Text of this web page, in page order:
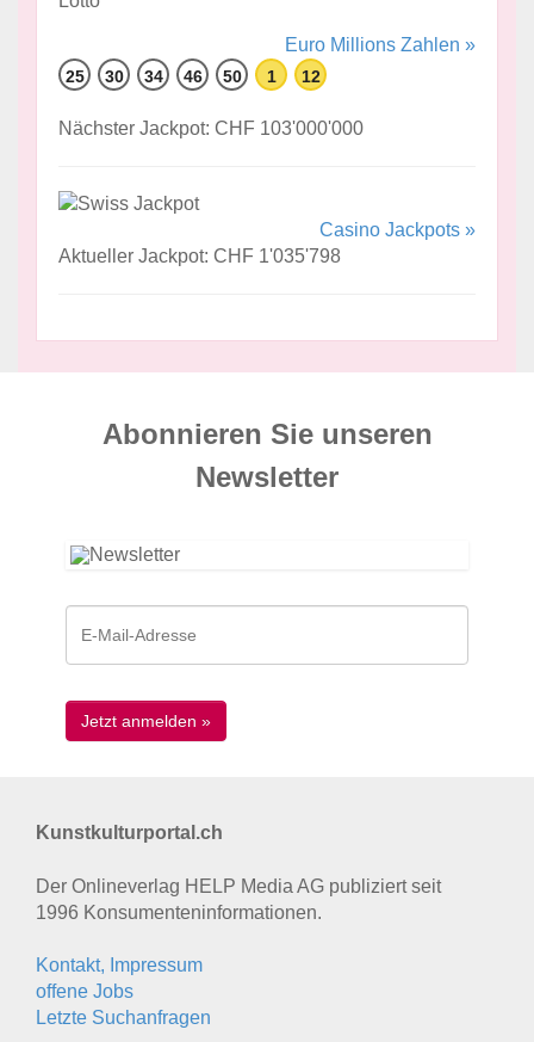
Euro Millions Zahlen »
25 30 34 46 50 1 12
Nächster Jackpot: CHF 103'000'000
Casino Jackpots »
Aktueller Jackpot: CHF 1'035'798
Abonnieren Sie unseren
News­letter
Kunstkulturportal.ch
Der Onlineverlag HELP Media AG publiziert seit
1996 Konsumenten­informationen.
Kontakt, Impressum
offene Jobs
Letzte Suchanfragen